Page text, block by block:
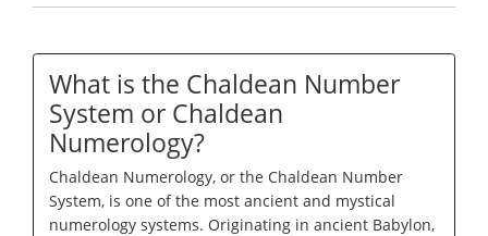
What is the Chaldean Number
System or Chaldean
Numerology?
Chaldean Numerology, or the Chaldean Number
System, is one of the most ancient and mystical
numerology systems. Originating in ancient Babylon,